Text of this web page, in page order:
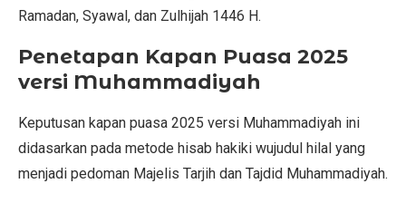
Ramadan, Syawal, dan Zulhijah 1446 H.
Penetapan Kapan Puasa 2025
versi Muhammadiyah
Keputusan kapan puasa 2025 versi Muhammadiyah ini
didasarkan pada metode hisab hakiki wujudul hilal yang
menjadi pedoman Majelis Tarjih dan Tajdid Muhammadiyah.